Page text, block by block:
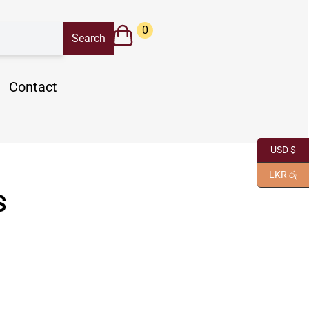
Contact
0
USD $
LKR රු